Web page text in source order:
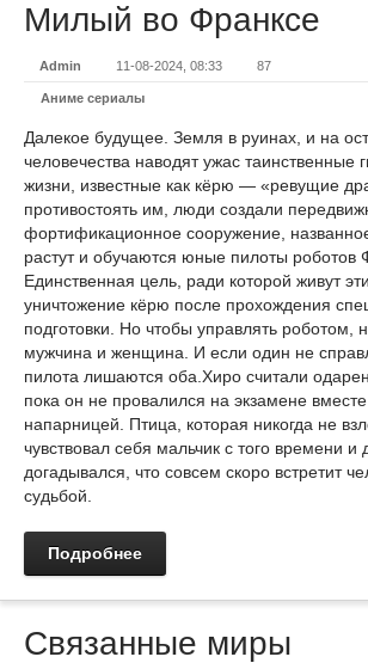
Милый во Франкcе
Admin 11-08-2024, 08:33 87
Аниме сериалы
Далекое будущее. Земля в руинах, и на
человечества наводят ужас таинственные
жизни, известные как кёрю — «ревущие
противостоять им, люди создали
фортификационное сооружение,
растут и обучаются юные пилоты роботов
Единственная цель, ради которой живут
уничтожение кёрю после прохождения
подготовки. Но чтобы управлять роботом,
мужчина и женщина. И если один не
пилота лишаются оба.Хиро считали
пока он не провалился на экзамене
напарницей. Птица, которая никогда не
чувствовал себя мальчик с того времени и
догадывался, что совсем скоро встретит
судьбой.
Подробнее
Связанные миры